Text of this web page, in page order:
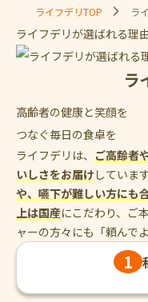
ライフデリTOP ラ
ライフデリが選ばれる理
ラ
高齢者の健康と笑顔を
つなぐ毎日の食卓を
ライフデリは、 ご高齢者
いしさをお届け しています
や、嚥下が難しい方にも
上は国産にこだわり、ご
ャーの方々にも「頼んで
1